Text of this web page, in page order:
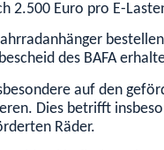
2.500 Euro pro E-
des BAFA
auf den
Dies betrifft
Räder.